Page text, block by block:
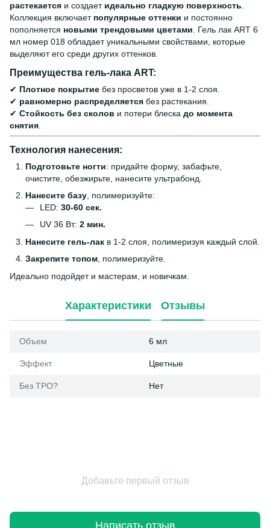
растекается и создает идеально гладкую поверхность
Коллекция включает популярные оттенки и постоянно
пополняется новыми трендовыми цветами . Гель лак ART 6
мл номер 018 обладает уникальными свойствами, которые
выделяют его среди других оттенков.
Преимущества гель-лака ART:
✔ Плотное покрытие без просветов уже в 1-2 слоя.
✔ равномерно распределяется без растекания.
✔ Стойкость без сколов и потери блеска до момента
снятия
Технология нанесения:
Подготовьте ногти: придайте форму, забафьте,
очистите, обезжирьте, нанесите ультрабонд.
Нанесите базу , полимеризуйте:
LED: 30-60 сек.
UV 36 Вт: 2 мин.
Нанесите гель-лак в 1-2 слоя, полимеризуя каждый слой.
Закрепите топом , полимеризуйте.
Идеально подойдет и мастерам, и новичкам.
Характеристики Отзывы
Объем 6 мл
Эффект Цветные
Без ТРО? Нет
Добавьте первый отзыв